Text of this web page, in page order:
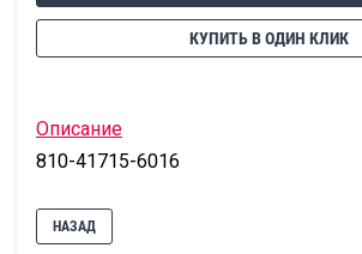
КУПИТЬ В ОДИН КЛИК
Описание
810-41715-6016
НАЗАД